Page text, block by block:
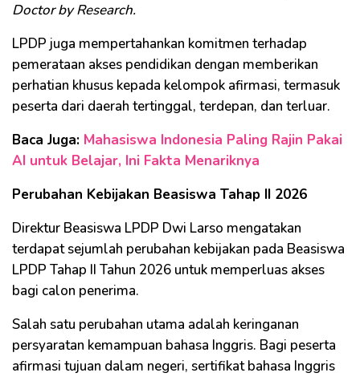
Doctor by Research.
LPDP juga mempertahankan komitmen terhadap
pemerataan akses pendidikan dengan memberikan
perhatian khusus kepada kelompok afirmasi, termasuk
peserta dari daerah tertinggal, terdepan, dan terluar.
Baca Juga: Mahasiswa Indonesia Paling Rajin Pakai
AI untuk Belajar, Ini Fakta Menariknya
Perubahan Kebijakan Beasiswa Tahap II 2026
Direktur Beasiswa LPDP Dwi Larso mengatakan
terdapat sejumlah perubahan kebijakan pada Beasiswa
LPDP Tahap II Tahun 2026 untuk memperluas akses
bagi calon penerima.
Salah satu perubahan utama adalah keringanan
persyaratan kemampuan bahasa Inggris. Bagi peserta
afirmasi tujuan dalam negeri, sertifikat bahasa Inggris